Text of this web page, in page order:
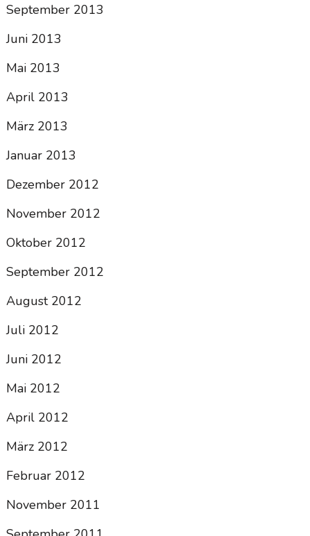
September 2013
Juni 2013
Mai 2013
April 2013
März 2013
Januar 2013
Dezember 2012
November 2012
Oktober 2012
September 2012
August 2012
Juli 2012
Juni 2012
Mai 2012
April 2012
März 2012
Februar 2012
November 2011